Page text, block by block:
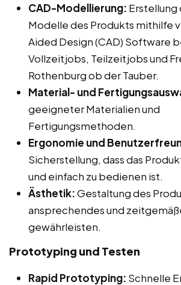
CAD-Modellierung:
Modelle des Produkts mithilfe
Aided Design (CAD) Software
Vollzeitjobs, Teilzeitjobs und
Rothenburg ob der Tauber.
Material- und
geeigneter Materialien und
Fertigungsmethoden.
Ergonomie und
Sicherstellung, dass das
und einfach zu bedienen ist.
Ästhetik:Gestaltung des
ansprechendes und
gewährleisten.
Prototyping und Testen
Rapid Prototyping: Schnelle